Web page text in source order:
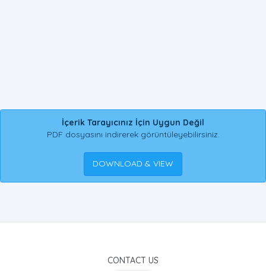
İçerik Tarayıcınız İçin Uygun Değil
PDF dosyasını indirerek görüntüleyebilirsiniz.
DOWNLOAD & VIEW
CONTACT US